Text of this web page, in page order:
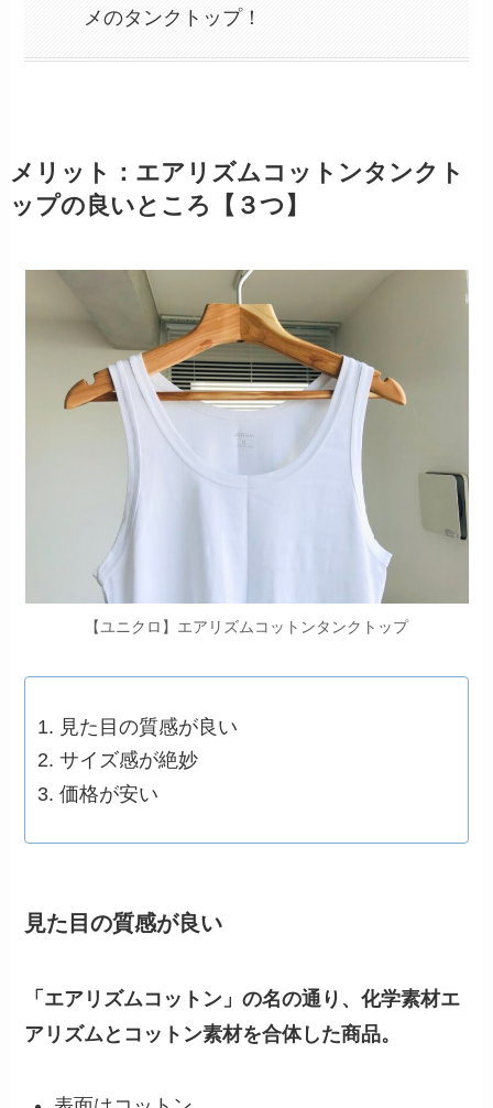
メのタンクトップ！
メリット：エアリズムコットンタンクト
ップの良いところ【３つ】
【ユニクロ】エアリズムコットンタンクトップ
見た目の質感が良い
サイズ感が絶妙
価格が安い
見た目の質感が良い
「エアリズムコットン」の名の通り、化学素材エ
アリズムとコットン素材を合体した商品。